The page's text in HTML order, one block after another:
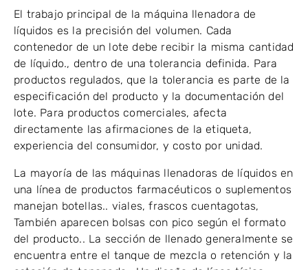
El trabajo principal de la máquina llenadora de
líquidos es la precisión del volumen. Cada
contenedor de un lote debe recibir la misma cantidad
de líquido., dentro de una tolerancia definida. Para
productos regulados, que la tolerancia es parte de la
especificación del producto y la documentación del
lote. Para productos comerciales, afecta
directamente las afirmaciones de la etiqueta,
experiencia del consumidor, y costo por unidad.
La mayoría de las máquinas llenadoras de líquidos en
una línea de productos farmacéuticos o suplementos
manejan botellas.. viales, frascos cuentagotas,
También aparecen bolsas con pico según el formato
del producto.. La sección de llenado generalmente se
encuentra entre el tanque de mezcla o retención y la